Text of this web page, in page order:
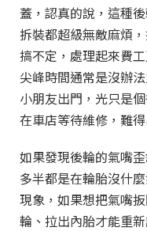
蓋，認真的說，這種
拆裝都超級無敵麻煩
搞不定，處理起來費
尖峰時間通常是沒辦
小朋友出門，光只是
在車店等待維修，難
如果發現後輪的氣嘴
多半都是在輪胎沒什
現象，如果想把氣嘴
輪、拉出內胎才能重